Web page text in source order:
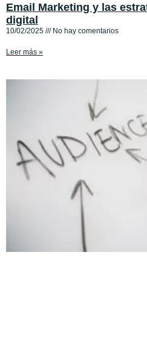
Email Marketing y las
digital
10/02/2025 No hay comentarios
Leer más »